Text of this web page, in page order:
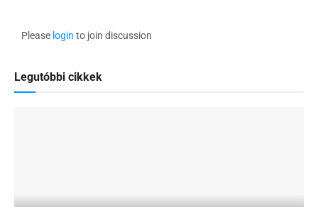
Please login to join discussion
Legutóbbi cikkek